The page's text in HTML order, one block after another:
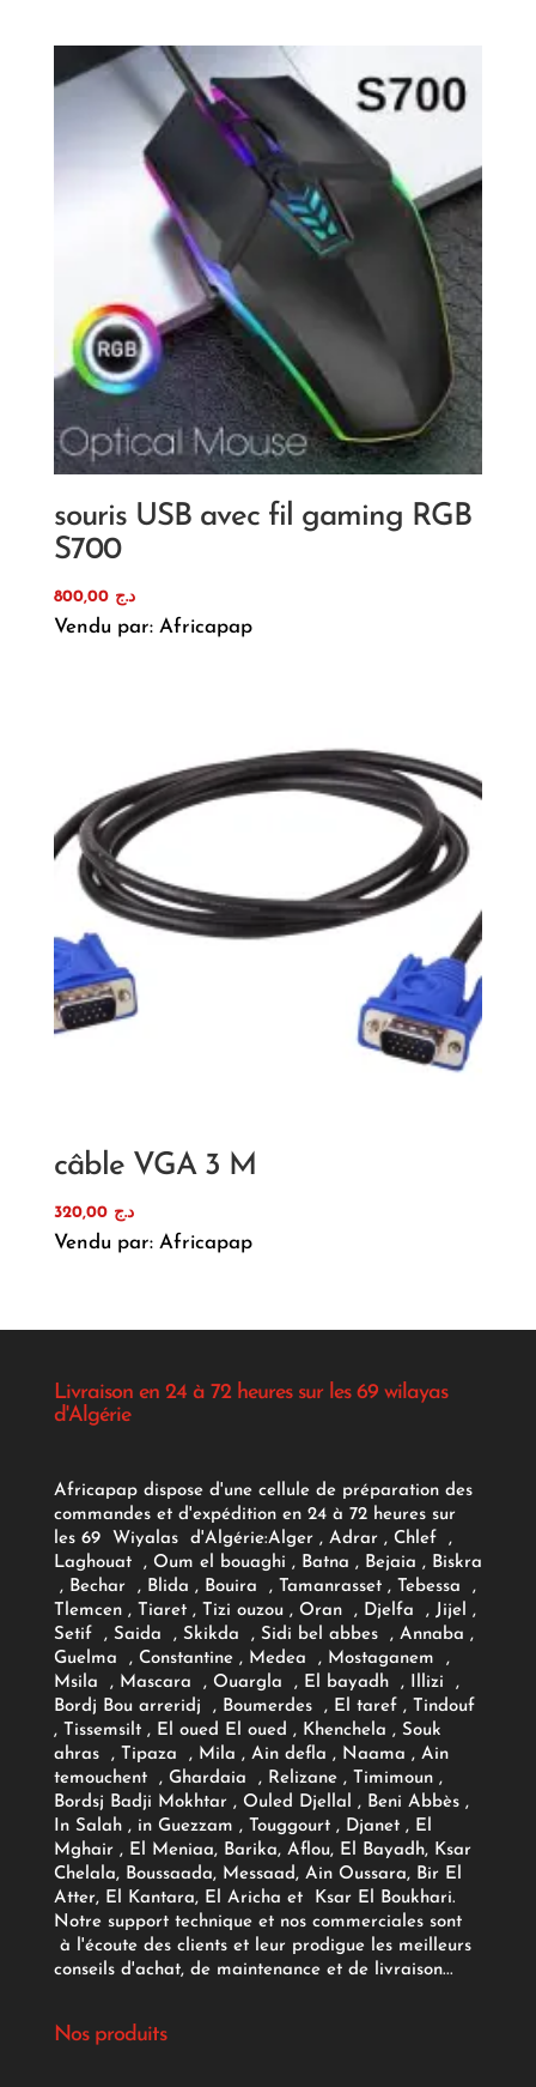
souris USB avec fil gaming RGB
S700
د.ج 800,00
Vendu par: Africapap
câble VGA 3 M
د.ج 320,00
Vendu par: Africapap
Livraison en 24 à 72 heures sur les 69 wilayas
d'Algérie
Africapap dispose d'une cellule de préparation des
commandes et d'expédition en 24 à 72 heures sur
les 69 Wiyalas d'Algérie:Alger , Adrar, Chlef ,
Laghouat , Oum el bouaghi , Batna , Bejaia , Biskra
, Bechar , Blida , Bouira , Tamanrasset , Tebessa ,
Tlemcen , Tiaret , Tizi ouzou , Oran , Djelfa , Jijel ,
Setif , Saida , Skikda , Sidi bel abbes , Annaba ,
Guelma , Constantine , Medea , Mostaganem ,
Msila , Mascara , Ouargla , El bayadh , Illizi ,
Bordj Bou arreridj , Boumerdes , El taref , Tindouf
, Tissemsilt , El oued El oued , Khenchela , Souk
ahras , Tipaza , Mila , Ain defla , Naama , Ain
temouchent , Ghardaia , Relizane , Timimoun ,
Bordsj Badji Mokhtar , Ouled Djellal , Beni Abbès ,
In Salah , in Guezzam , Touggourt , Djanet , El
Mghair , El Meniaa, Barika, Aflou, El Bayadh, Ksar
Chelala, Boussaada, Messaad, Ain Oussara, Bir El
Atter, El Kantara, El Aricha et Ksar El Boukhari.
Notre support technique et nos commerciales sont
à l'écoute des clients et leur prodigue les meilleurs
conseils d'achat, de maintenance et de livraison...
Nos produits